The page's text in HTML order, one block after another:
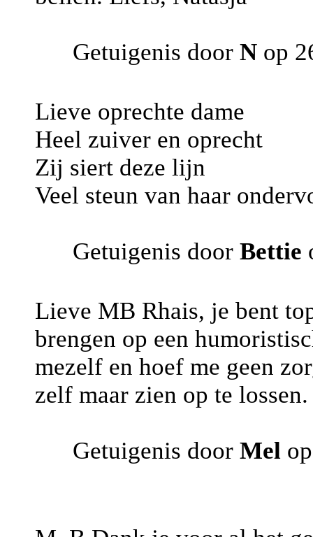
Getuigenis door N op
Lieve oprechte dame
Heel zuiver en oprecht
Zij siert deze lijn
Veel steun van haar
Getuigenis door Bettie
Lieve MB Rhais, je bent
brengen op een
mezelf en hoef me geen
zelf maar zien op te
Getuigenis door Mel